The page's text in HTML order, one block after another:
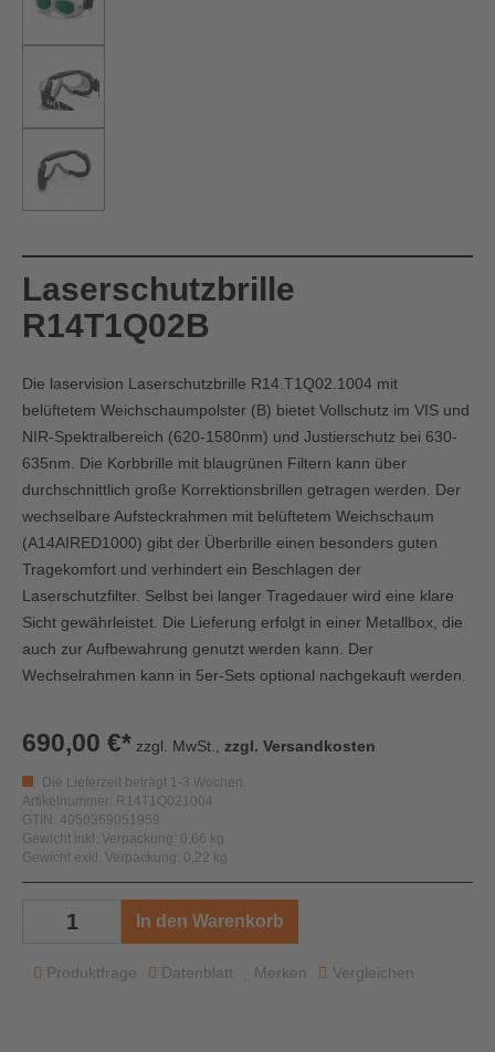
Laserschutzbrille
R14T1Q02B
Die laservision Laserschutzbrille R14.T1Q02.1004 mit
belüftetem Weichschaumpolster (B) bietet Vollschutz im VIS und
NIR-Spektralbereich (620-1580nm) und Justierschutz bei 630-
635nm. Die Korbbrille mit blaugrünen Filtern kann über
durchschnittlich große Korrektionsbrillen getragen werden. Der
wechselbare Aufsteckrahmen mit belüftetem Weichschaum
(A14AIRED1000) gibt der Überbrille einen besonders guten
Tragekomfort und verhindert ein Beschlagen der
Laserschutzfilter. Selbst bei langer Tragedauer wird eine klare
Sicht gewährleistet. Die Lieferung erfolgt in einer Metallbox, die
auch zur Aufbewahrung genutzt werden kann. Der
Wechselrahmen kann in 5er-Sets optional nachgekauft werden.
690,00 €* zzgl. MwSt., zzgl. Versandkosten
Die Lieferzeit beträgt 1-3 Wochen.
Artikelnummer: R14T1Q021004
GTIN: 4050369051959
Gewicht inkl. Verpackung: 0,66 kg
Gewicht exkl. Verpackung: 0,22 kg
In den Warenkorb
Produktfrage Merken Vergleichen
Datenblatt